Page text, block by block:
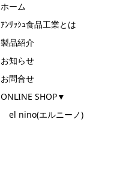
ホーム
ｱﾝﾘｯｼｭ食品工業とは
製品紹介
お知らせ
お問合せ
ONLINE SHOP▼
el nino(エルニーノ)